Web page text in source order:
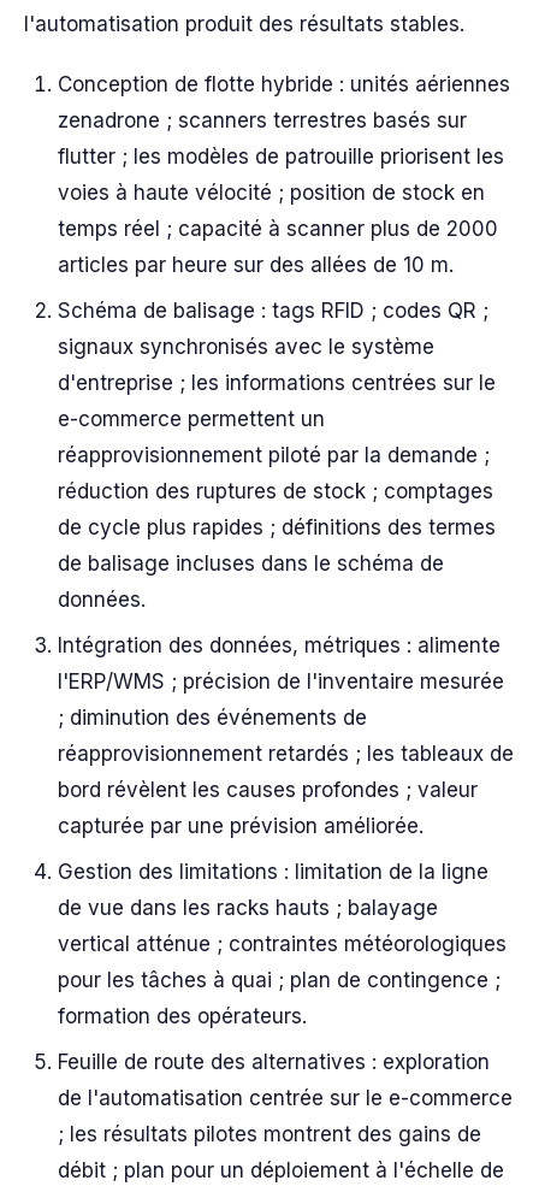
l'automatisation produit des résultats stables.
Conception de flotte hybride : unités aériennes
zenadrone ; scanners terrestres basés sur
flutter ; les modèles de patrouille priorisent les
voies à haute vélocité ; position de stock en
temps réel ; capacité à scanner plus de 2000
articles par heure sur des allées de 10 m.
Schéma de balisage : tags RFID ; codes QR ;
signaux synchronisés avec le système
d'entreprise ; les informations centrées sur le
e-commerce permettent un
réapprovisionnement piloté par la demande ;
réduction des ruptures de stock ; comptages
de cycle plus rapides ; définitions des termes
de balisage incluses dans le schéma de
données.
Intégration des données, métriques : alimente
l'ERP/WMS ; précision de l'inventaire mesurée
; diminution des événements de
réapprovisionnement retardés ; les tableaux de
bord révèlent les causes profondes ; valeur
capturée par une prévision améliorée.
Gestion des limitations : limitation de la ligne
de vue dans les racks hauts ; balayage
vertical atténue ; contraintes météorologiques
pour les tâches à quai ; plan de contingence ;
formation des opérateurs.
Feuille de route des alternatives : exploration
de l'automatisation centrée sur le e-commerce
; les résultats pilotes montrent des gains de
débit ; plan pour un déploiement à l'échelle de